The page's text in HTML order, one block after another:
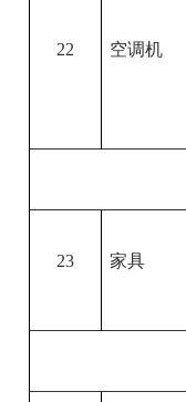
22 空调机
23 家具